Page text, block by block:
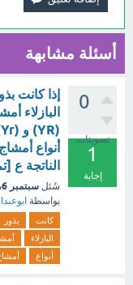
أسئلة مشابهة
0
تصويتات
1
إجابة
إذا كانت
البازلاء
أنواع
الناتجة ع
سُئل سبتمبر 6، 2025
بواسطة
كانت بذور
البازلاء
أنواع